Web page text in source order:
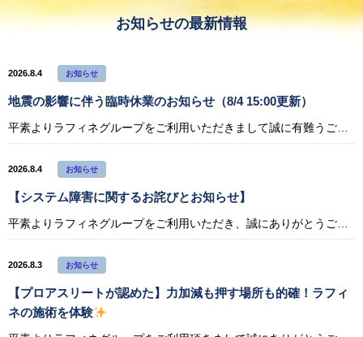
お知らせの最新情報
2026.8.4 お知らせ
地震の影響に伴う臨時休業のお知らせ（8/4 15:00更新）
平素よりラフィネグループをご利用いただきまして誠に有難うございます。 令和8年熊本地震により被災されたすべての方々に心よりお見舞い申し上げます。 また、皆さまの安全と、被災地の一日も早い復興をお祈りいたします。 ラフィネ
2026.8.4 お知らせ
【システム障害に関するお詫びとお知らせ】
平素よりラフィネグループをご利用いただき、誠にありがとうございます。 2026年8月3日（月）17:57頃から22:40頃までの間、システムトラブルにより一部のお客様において以下の事象が発生しておりました。 発生事象 ・
2026.8.3 お知らせ
【プロアスリートが認めた】力加減も押す場所も的確！ラフィ
ネの施術を体験